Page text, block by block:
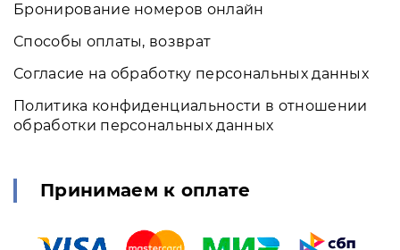
Бронирование номеров онлайн
Способы оплаты, возврат
Согласие на обработку персональных данных
Политика конфиденциальности в отношении
обработки персональных данных
Принимаем к оплате